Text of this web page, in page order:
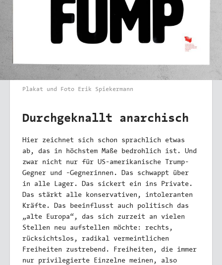
Plakat und Foto Erik Spiekermann
Durchgeknallt anarchisch
Hier zeichnet sich schon sprachlich etwas
ab, das in höchstem Maße bedrohlich ist. Und
zwar nicht nur für US-amerikanische Trump-
Gegner und -Gegnerinnen. Das schwappt über
in alle Lager. Das sickert ein ins Private.
Das stärkt alle konservativen, intoleranten
Kräfte. Das beeinflusst auch politisch das
„alte Europa“, das sich zurzeit an vielen
Stellen neu aufstellen möchte: rechts,
rücksichtslos, radikal vermeintlichen
Freiheiten zustrebend. Freiheiten, die immer
nur privilegierte Einzelne meinen, also